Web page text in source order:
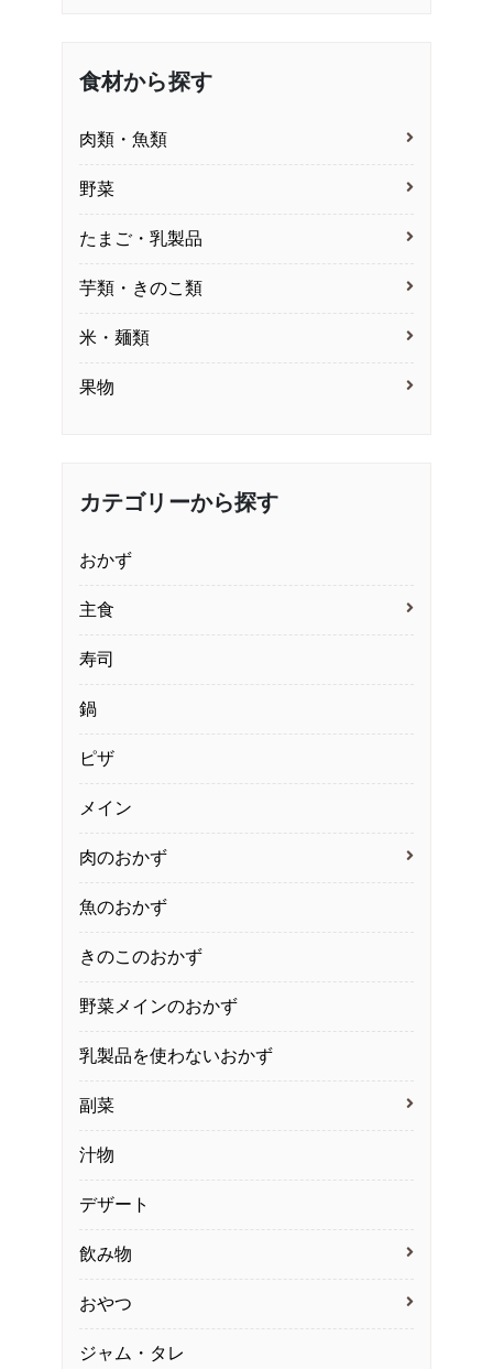
食材から探す
肉類・魚類
野菜
たまご・乳製品
芋類・きのこ類
米・麺類
果物
カテゴリーから探す
おかず
主食
寿司
鍋
ピザ
メイン
肉のおかず
魚のおかず
きのこのおかず
野菜メインのおかず
乳製品を使わないおかず
副菜
汁物
デザート
飲み物
おやつ
ジャム・タレ